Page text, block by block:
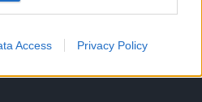
Access Privacy Policy